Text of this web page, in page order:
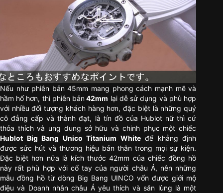
Nếu như phiên bản 45mm mang phong cách mạnh mẽ và
hầm hố hơn, thì phiên bản42mm lại dễ sử dụng và phù hợp
với nhiều đối tượng khách hàng hơn, đặc biệt là những quý
cô đẳng cấp và thành đạt, là tín đồ của Hublot nữ thì cứ
thỏa thích và ung dung sở hữu và chinh phục một chiếc
Hublot Big Bang Unico Titanium Whiteđể khẳng định
được sức hút và thương hiệu bản thân trong mọi sự kiện.
Đặc biệt hơn nữa là kích thước 42mm của chiếc đồng hồ
này rất phù hợp với cổ tay của người châu Á, nên những
mẫu đồng hồ từ dòng Big Bang UINCO vốn được giới mộ
điệu và Doanh nhân châu Á yêu thích và săn lùng là một